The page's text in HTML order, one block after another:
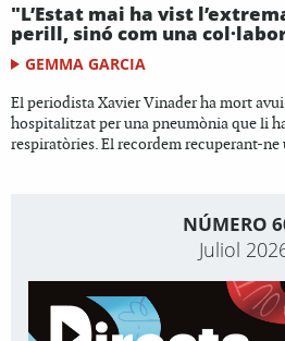
"L’Estat mai ha vist
perill, sinó com una
GEMMA GARCIA
El periodista Xavier Vinader ha mort
hospitalitzat per una pneumònia que li
respiratòries. El recordem recuperant-ne
NÚMERO
Juliol